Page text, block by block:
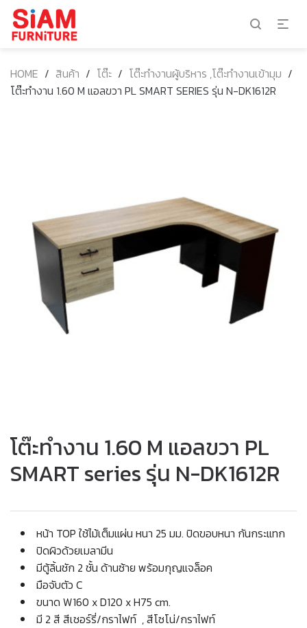
HOME / สินค้า / โต๊ะ / โต๊ะทำงานผู้บริหาร ,โต๊ะทำงานเข้ามุม /
โต๊ะทำงาน 1.60 M แอลขวา PL SMART SERIES รุ่น N-DK1612R
โต๊ะทำงาน 1.60 M แอลขวา PL
SMART series รุ่น N-DK1612R
หน้า TOP ใช้ไม้เต็มแผ่น หนา 25 มม. ปิดขอบหนา กันกระแทก
ปิดผิวด้วยเมลามีน
มีตู้ลิ้นชัก 2 ชั้น ด้านซ้าย พร้อมกุญแจล็อค
มือจับตัว C
ขนาด W160 x D120 x H75 cm.
มี 2 สี สีเชอร์รี่/กราไฟท์ , สีโซโน่/กราไฟท์